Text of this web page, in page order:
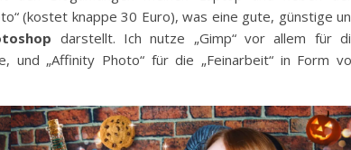
(kostet knappe 30 Euro), was eine gute, günstige
darstellt. Ich nutze „Gimp“ vor allem für
und „Affinity Photo“ für die „Feinarbeit“ in Form